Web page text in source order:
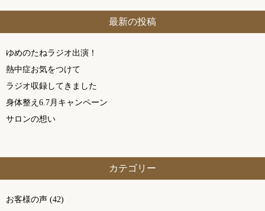
最新の投稿
ゆめのたねラジオ出演！
熱中症お気をつけて
ラジオ収録してきました
身体整え6.7月キャンペーン
サロンの想い
カテゴリー
お客様の声 (42)